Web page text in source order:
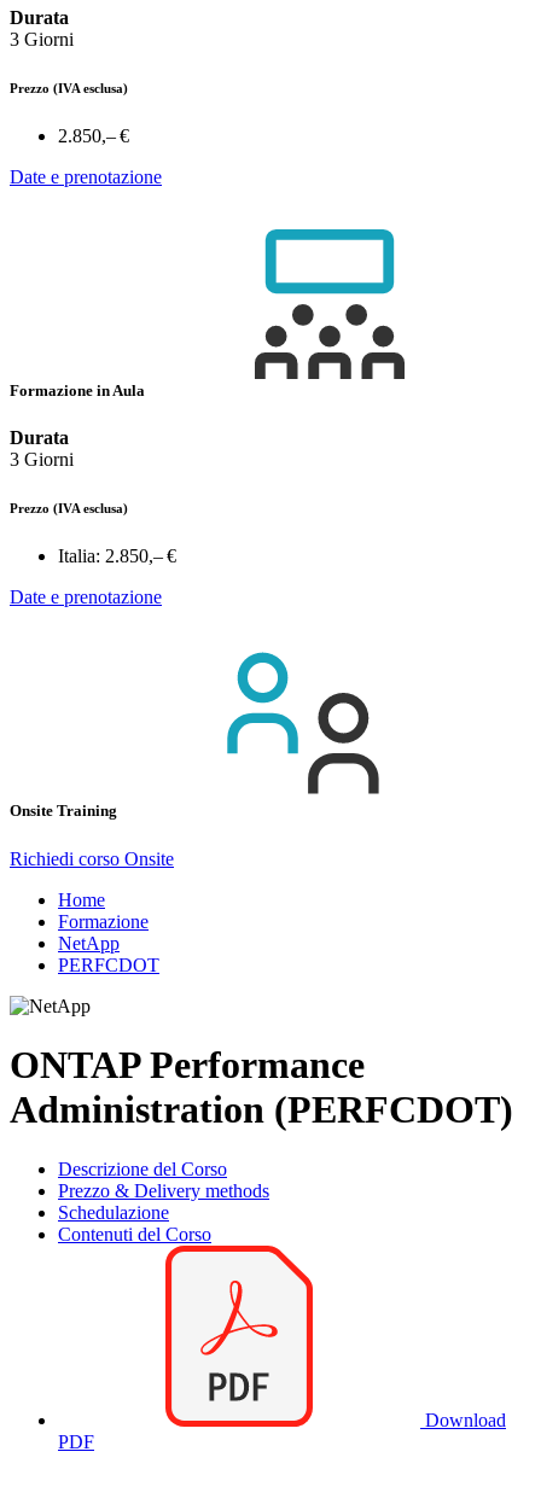
Durata
3 Giorni
Prezzo (IVA esclusa)
2.850,– €
Date e prenotazione
Formazione in Aula
Durata
3 Giorni
Prezzo (IVA esclusa)
Italia: 2.850,– €
Date e prenotazione
Onsite Training
Richiedi corso Onsite
Home
Formazione
NetApp
PERFCDOT
ONTAP Performance
Administration (PERFCDOT)
Descrizione del Corso
Prezzo & Delivery methods
Schedulazione
Contenuti del Corso
Download
PDF